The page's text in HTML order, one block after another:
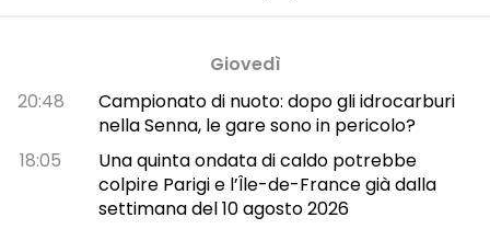
Giovedì
20:48
Campionato di nuoto: dopo gli idrocarburi
nella Senna, le gare sono in pericolo?
18:05
Una quinta ondata di caldo potrebbe
colpire Parigi e l’Île-de-France già dalla
settimana del 10 agosto 2026